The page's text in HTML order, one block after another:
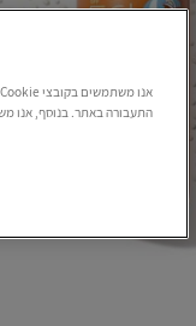
התעבורה באתר. בנוסף, אנו